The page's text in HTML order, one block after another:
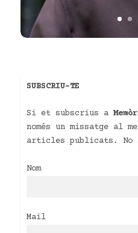
SUBSCRIU-TE
Si et subscrius a
només un missatge al
articles publicats. No
Nom
Mail